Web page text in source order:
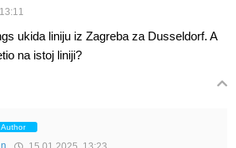
ukida liniju iz Zagreba za Dusseldorf. A
na istoj liniji?
Author